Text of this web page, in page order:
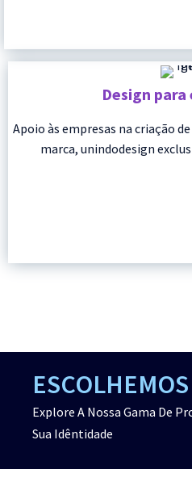
Design para
Apoio às empresas na criação
marca, unindodesign
Explore A Nossa Gama De
Sua Idêntidade